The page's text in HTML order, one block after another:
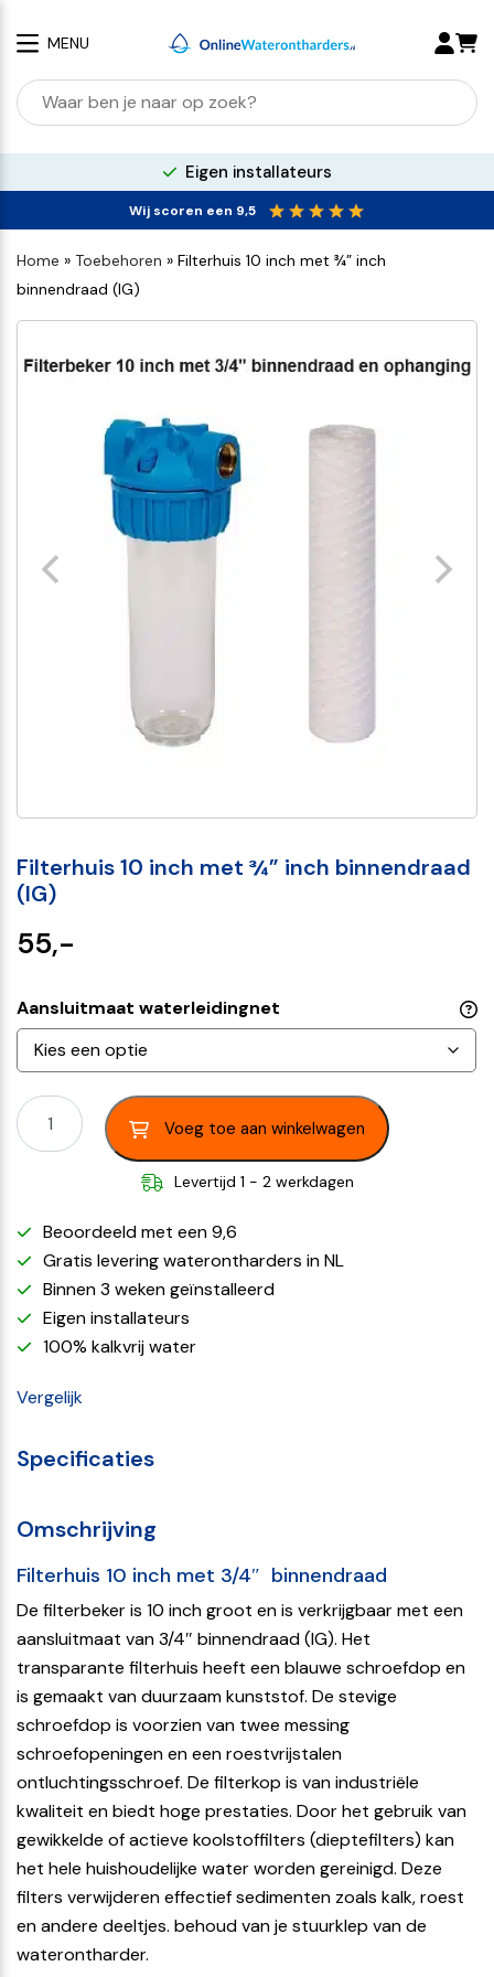
MENU
100% kalkvrij water
Wij scoren een 9,5
Home » Toebehoren » Filterhuis 10 inch met ¾” inch
binnendraad (IG)
Filterhuis 10 inch met ¾” inch binnendraad
(IG)
55,-
Aansluitmaat waterleidingnet
Voeg toe aan winkelwagen
Levertijd 1 - 2 werkdagen
Beoordeeld met een 9,6
Gratis levering waterontharders in NL
Binnen 3 weken geïnstalleerd
Eigen installateurs
100% kalkvrij water
Vergelijk
Specificaties
Omschrijving
Filterhuis 10 inch met 3/4″ binnendraad
De filterbeker is 10 inch groot en is verkrijgbaar met een
aansluitmaat van 3/4″ binnendraad (IG). Het
transparante filterhuis heeft een blauwe schroefdop en
is gemaakt van duurzaam kunststof. De stevige
schroefdop is voorzien van twee messing
schroefopeningen en een roestvrijstalen
ontluchtingsschroef. De filterkop is van industriële
kwaliteit en biedt hoge prestaties. Door het gebruik van
gewikkelde of actieve koolstoffilters (dieptefilters) kan
het hele huishoudelijke water worden gereinigd. Deze
filters verwijderen effectief sedimenten zoals kalk, roest
en andere deeltjes. behoud van je stuurklep van de
waterontharder.